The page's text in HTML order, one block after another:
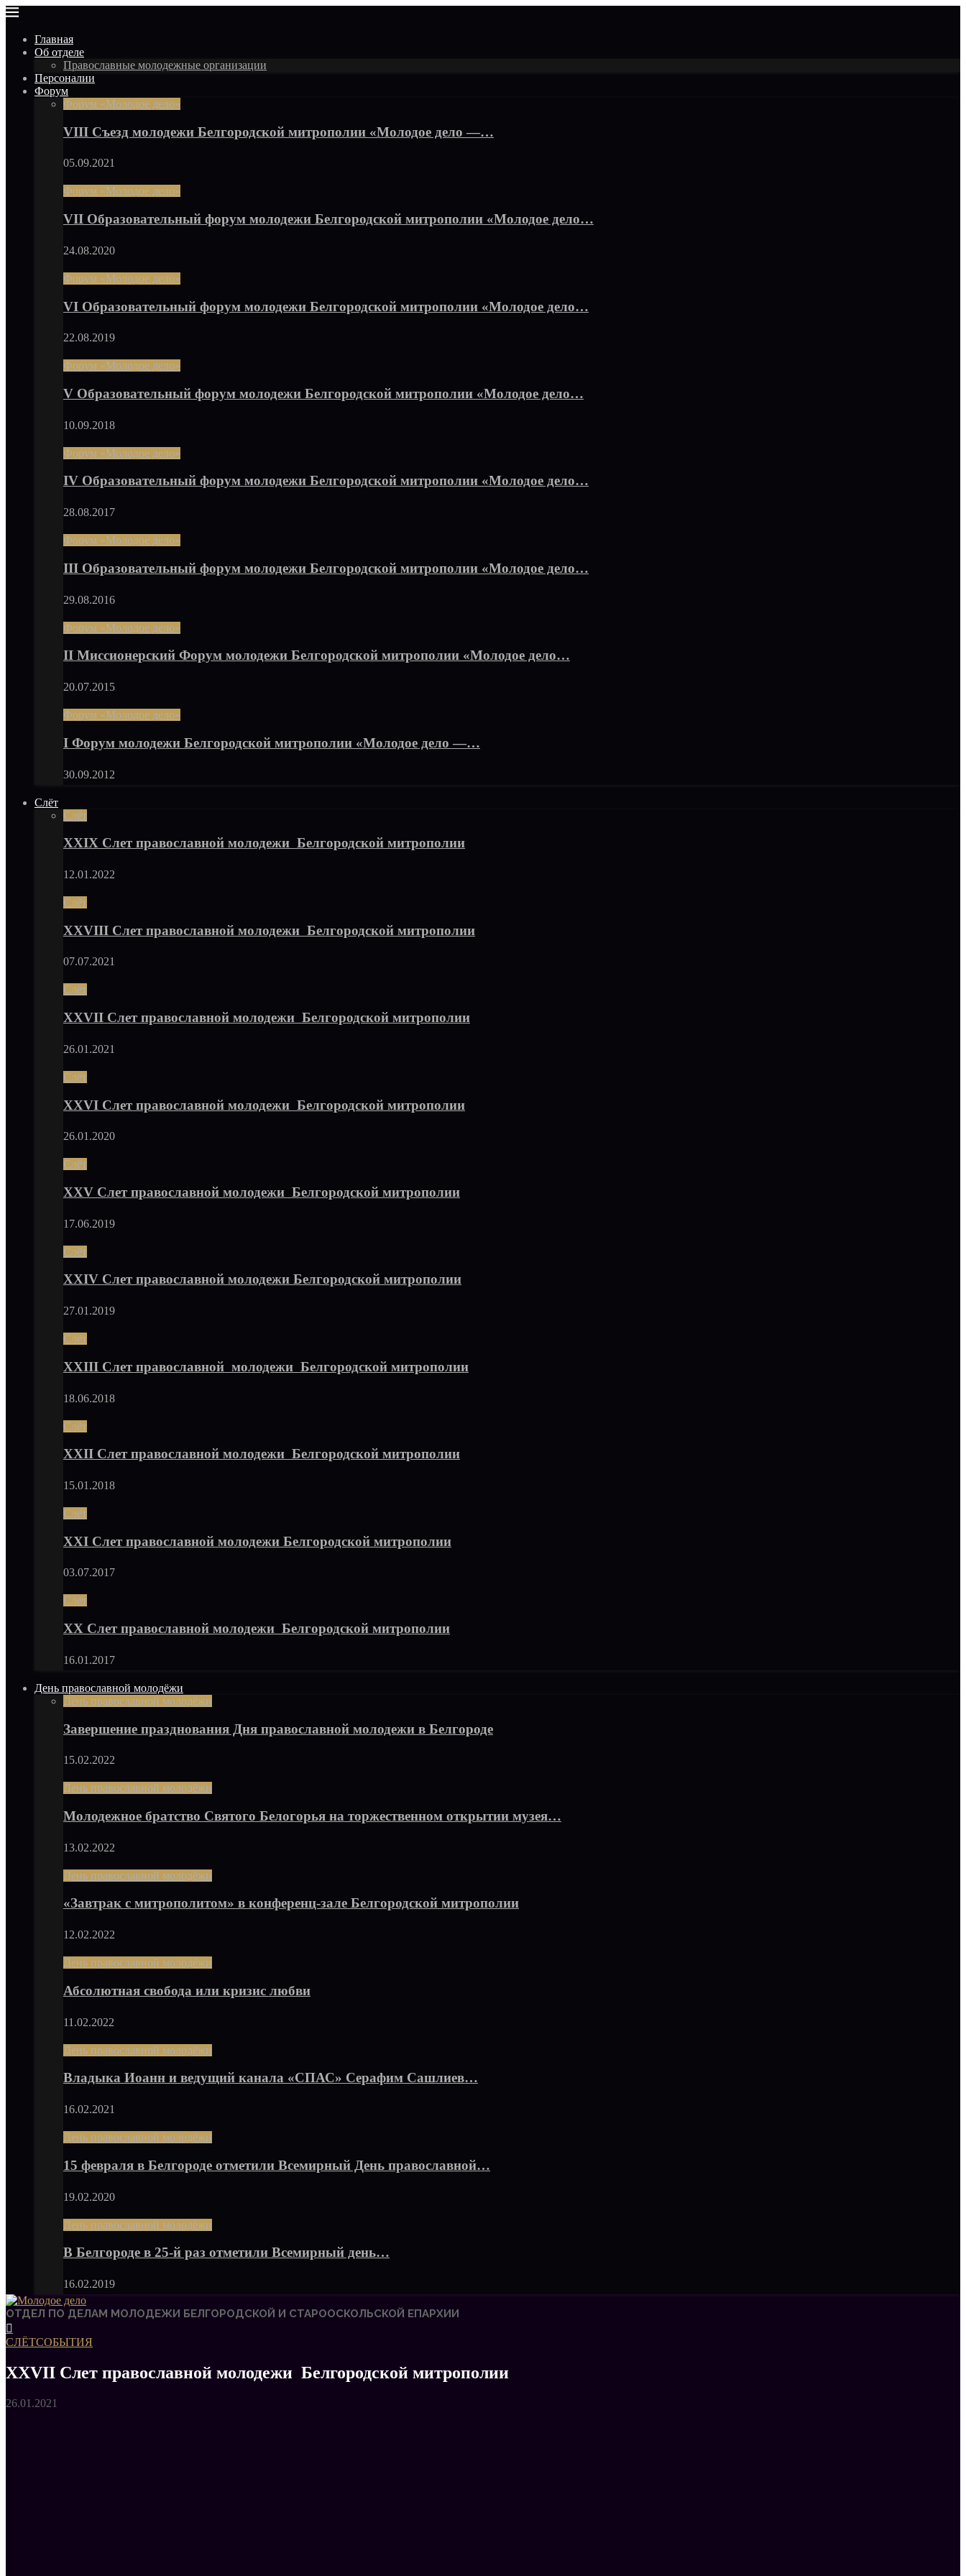
Главная
Об отделе
Православные молодежные организации
Персоналии
Форум
Форум «Молодое дело»
VIII Съезд молодежи Белгородской митрополии «Молодое дело —…
05.09.2021
Форум «Молодое дело»
VII Образовательный форум молодежи Белгородской митрополии «Молодое дело…
24.08.2020
Форум «Молодое дело»
VI Образовательный форум молодежи Белгородской митрополии «Молодое дело…
22.08.2019
Форум «Молодое дело»
V Образовательный форум молодежи Белгородской митрополии «Молодое дело…
10.09.2018
Форум «Молодое дело»
IV Образовательный форум молодежи Белгородской митрополии «Молодое дело…
28.08.2017
Форум «Молодое дело»
III Образовательный форум молодежи Белгородской митрополии «Молодое дело…
29.08.2016
Форум «Молодое дело»
II Миссионерский Форум молодежи Белгородской митрополии «Молодое дело…
20.07.2015
Форум «Молодое дело»
I Форум молодежи Белгородской митрополии «Молодое дело —…
30.09.2012
Слёт
Слёт
XXIX Слет православной молодежи Белгородской митрополии
12.01.2022
Слёт
XXVIII Слет православной молодежи Белгородской митрополии
07.07.2021
Слёт
XXVII Слет православной молодежи Белгородской митрополии
26.01.2021
Слёт
XXVI Слет православной молодежи Белгородской митрополии
26.01.2020
Слёт
XXV Слет православной молодежи Белгородской митрополии
17.06.2019
Слёт
XXIV Слет православной молодежи Белгородской митрополии
27.01.2019
Слёт
XXIII Слет православной молодежи Белгородской митрополии
18.06.2018
Слёт
XXII Слет православной молодежи Белгородской митрополии
15.01.2018
Слёт
XXI Слет православной молодежи Белгородской митрополии
03.07.2017
Слёт
XX Слет православной молодежи Белгородской митрополии
16.01.2017
День православной молодёжи
День православной молодёжи
Завершение празднования Дня православной молодежи в Белгороде
15.02.2022
День православной молодёжи
Молодежное братство Святого Белогорья на торжественном открытии музея…
13.02.2022
День православной молодёжи
«Завтрак с митрополитом» в конференц-зале Белгородской митрополии
12.02.2022
День православной молодёжи
Абсолютная свобода или кризис любви
11.02.2022
День православной молодёжи
Владыка Иоанн и ведущий канала «СПАС» Серафим Сашлиев…
16.02.2021
День православной молодёжи
15 февраля в Белгороде отметили Всемирный День православной…
19.02.2020
День православной молодёжи
В Белгороде в 25-й раз отметили Всемирный день…
16.02.2019
ОТДЕЛ ПО ДЕЛАМ МОЛОДЕЖИ БЕЛГОРОДСКОЙ И СТАРООСКОЛЬСКОЙ ЕПАРХИИ
СЛЁТСОБЫТИЯ
XXVII Слет православной молодежи Белгородской митрополии
26.01.2021